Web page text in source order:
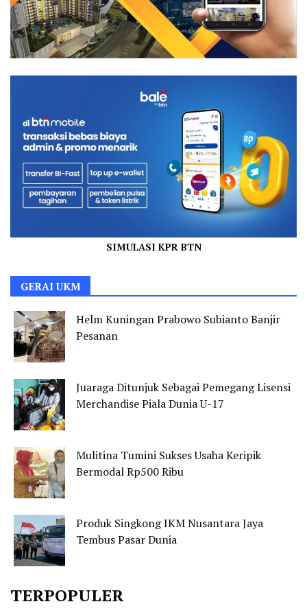
SIMULASI KPR BTN
GERAI UKM
Helm Kuningan Prabowo Subianto Banjir
Pesanan
Juaraga Ditunjuk Sebagai Pemegang Lisensi
Merchandise Piala Dunia U-17
Mulitina Tumini Sukses Usaha Keripik
Bermodal Rp500 Ribu
Produk Singkong IKM Nusantara Jaya
Tembus Pasar Dunia
TERPOPULER